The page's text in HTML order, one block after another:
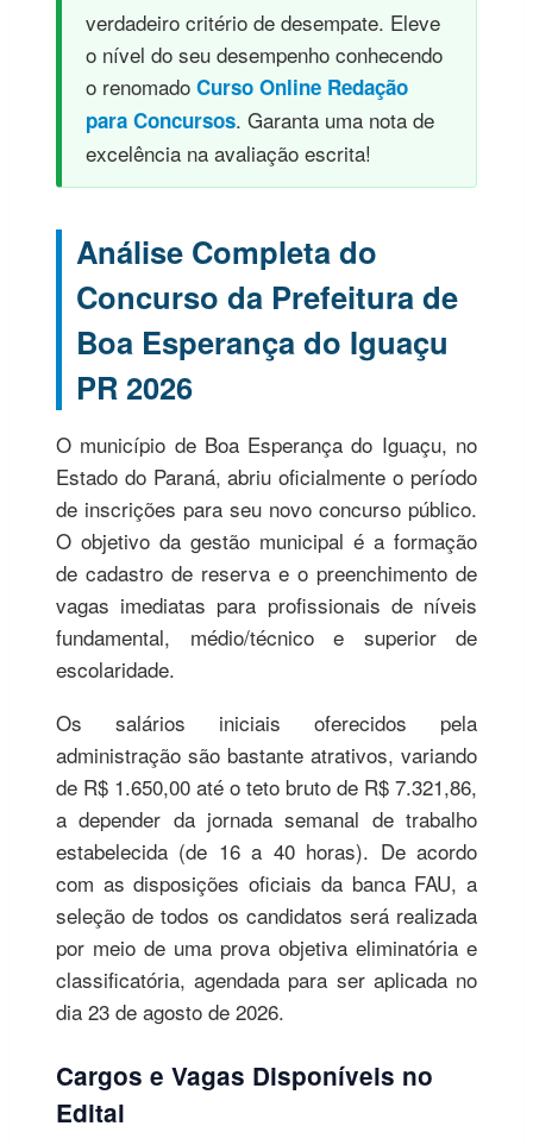
verdadeiro critério de desempate. Eleve
o nível do seu desempenho conhecendo
o renomado Curso Online Redação
para Concursos. Garanta uma nota de
excelência na avaliação escrita!
Análise Completa do
Concurso da Prefeitura de
Boa Esperança do Iguaçu
PR 2026
O município de Boa Esperança do Iguaçu, no
Estado do Paraná, abriu oficialmente o período
de inscrições para seu novo concurso público.
O objetivo da gestão municipal é a formação
de cadastro de reserva e o preenchimento de
vagas imediatas para profissionais de níveis
fundamental, médio/técnico e superior de
escolaridade.
Os salários iniciais oferecidos pela
administração são bastante atrativos, variando
de R$ 1.650,00 até o teto bruto de R$ 7.321,86,
a depender da jornada semanal de trabalho
estabelecida (de 16 a 40 horas). De acordo
com as disposições oficiais da banca FAU, a
seleção de todos os candidatos será realizada
por meio de uma prova objetiva eliminatória e
classificatória, agendada para ser aplicada no
dia 23 de agosto de 2026.
Cargos e Vagas Disponíveis no
Edital